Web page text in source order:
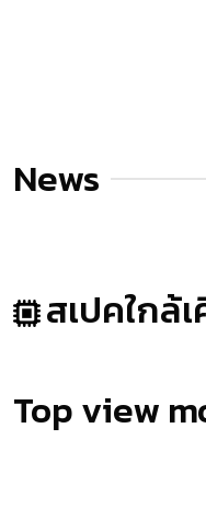
News
สเปคใกล้
Top view